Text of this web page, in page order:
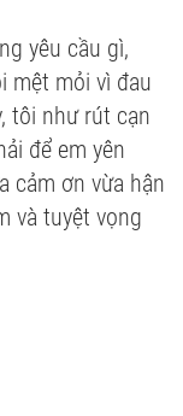
yêu cầu gì,
mệt mỏi vì đau
tôi như rút cạn
để em yên
cảm ơn vừa hận
và tuyệt vọng